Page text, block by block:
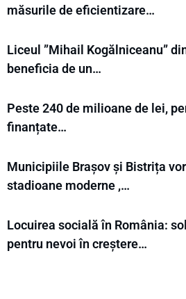
măsurile de eficientizare…
Liceul ”Mihail Kogălniceanu”
beneficia de un…
Peste 240 de milioane de lei,
finanțate…
Municipiile Brașov și Bistrița
stadioane moderne ,…
Locuirea socială în România:
pentru nevoi în creștere…